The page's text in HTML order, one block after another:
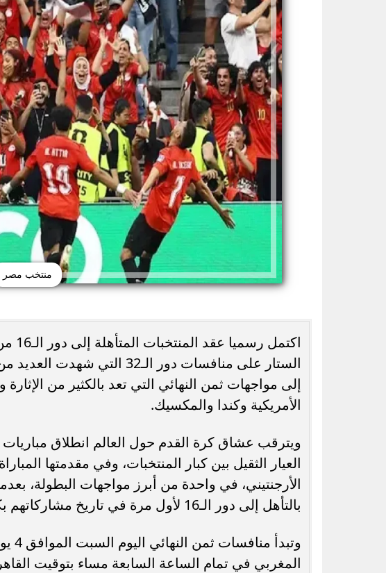
منتخب مصر
الستار على منافسات دور الـ32
إلى مواجهات ثمن النهائي التي تعد بالكثير من
الأمريكية وكندا والمكسيك.
ويترقب عشاق كرة القدم حول العالم انطلاق
العيار الثقيل بين كبار المنتخبات، وفي مقدمتها
الأرجنتيني، في واحدة من أبرز مواجهات البطولة،
بالتأهل إلى دور الـ16 لأول مرة في تاريخ مشاركاتهم بكأس العالم.
المغربي في تمام الساعة السابعة مساء بتوقيت
رسميًا.. جدول امتحانات الشهادة الإعدادية
الدور الثاني بالقاهرة 2026
7 مشروعات صحية جديدة بالساحل
تفاصيل خطة الدولة للنهوض برعاية